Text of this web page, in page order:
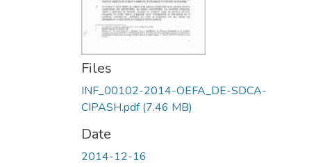
Files
INF_00102-2014-OEFA_DE-SDCA-
CIPASH.pdf(7.46 MB)
Date
2014-12-16